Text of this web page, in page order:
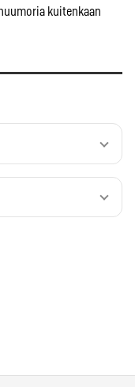
kuitenkaan